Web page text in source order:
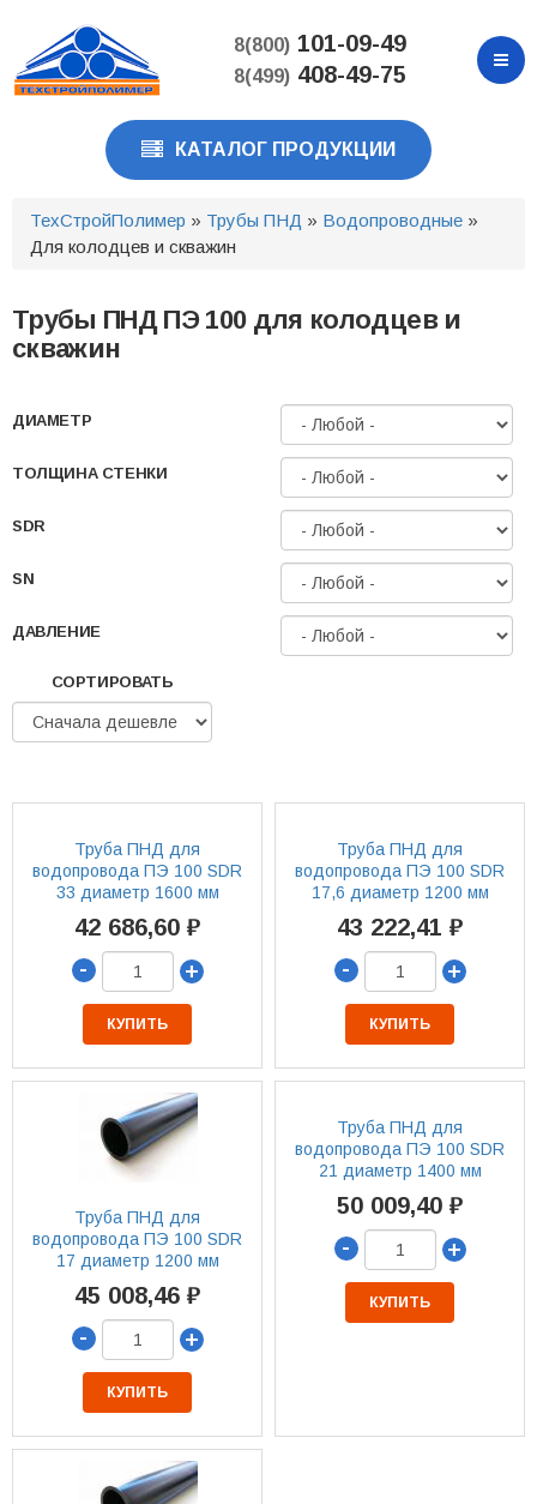
основному
содержанию
8(800)101-09-49
8(499)408-49-75
КАТАЛОГ ПРОДУКЦИИ
ТехСтройПолимер » Трубы ПНД » Водопроводные »
Для колодцев и скважин
Трубы ПНД ПЭ 100 для колодцев и
скважин
ДИАМЕТР
ТОЛЩИНА СТЕНКИ
SDR
SN
ДАВЛЕНИЕ
СОРТИРОВАТЬ
Труба ПНД для
водопровода ПЭ 100 SDR
33 диаметр 1600 мм
42 686,60 ₽
-
+
КУПИТЬ
Труба ПНД для
водопровода ПЭ 100 SDR
17,6 диаметр 1200 мм
43 222,41 ₽
-
+
КУПИТЬ
Труба ПНД для
водопровода ПЭ 100 SDR
17 диаметр 1200 мм
45 008,46 ₽
-
+
КУПИТЬ
Труба ПНД для
водопровода ПЭ 100 SDR
21 диаметр 1400 мм
50 009,40 ₽
-
+
КУПИТЬ